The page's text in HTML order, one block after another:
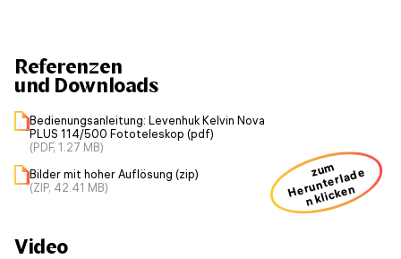
Referenzen
und Downloads
Bedienungsanleitung: Levenhuk Kelvin Nova
PLUS 114/500 Fototeleskop (pdf)
(PDF, 1.27 MB)
Bilder mit hoher Auflösung (zip)
(ZIP, 42.41 MB)
zum
H
er
u
nt
erl
a
d
e
n kli
ck
e
n
Video